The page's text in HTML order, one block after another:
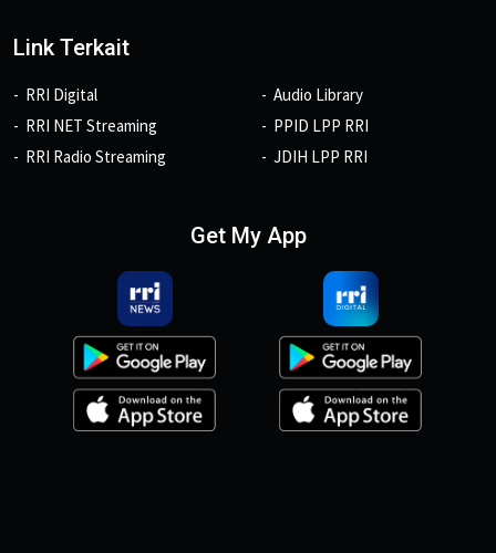
Link Terkait
RRI Digital
RRI NET Streaming
RRI Radio Streaming
Audio Library
PPID LPP RRI
JDIH LPP RRI
Get My App